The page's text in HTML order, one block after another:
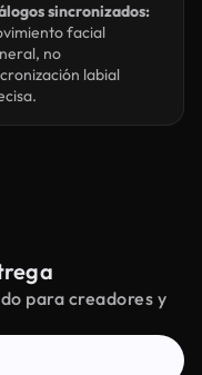
sincronizados:
facial
no
labial
para creadores y